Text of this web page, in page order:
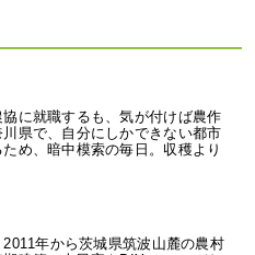
に就職するも、気が付けば農作
県で、自分にしかできない都市
め、暗中模索の毎日。収穫より
年から茨城県筑波山麓の農村